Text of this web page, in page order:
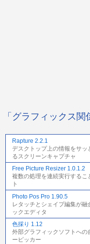
「グラフィックス
Rapture 2.2.1
デスクトップ上の情報をサッ
るスクリーンキャプチャ
Free Picture Resizer 1.0.1.2
複数の処理を連続実行する
ト
Photo Pos Pro 1.90.5
レタッチとシェイプ編集が
ックエディタ
色採り 1.12
外部グラフィックソフトへの
ーピッカー